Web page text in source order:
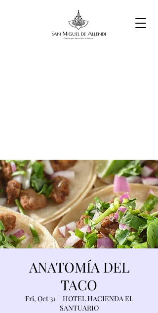
ANATOMÍA DEL
TACO
Fri, Oct 31
  |
HOTEL HACIENDA EL
SANTUARIO